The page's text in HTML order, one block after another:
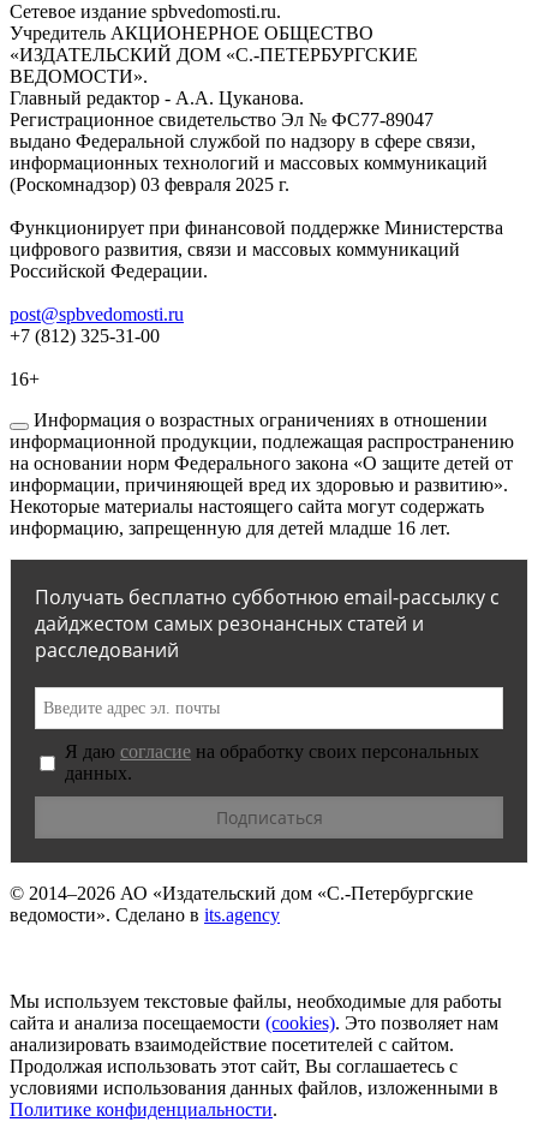
Сетевое издание spbvedomosti.ru.
Учредитель АКЦИОНЕРНОЕ ОБЩЕСТВО
«ИЗДАТЕЛЬСКИЙ ДОМ «С.-ПЕТЕРБУРГСКИЕ
ВЕДОМОСТИ».
Главный редактор - А.А. Цуканова.
Регистрационное свидетельство Эл № ФС77-89047
выдано Федеральной службой по надзору в сфере связи,
информационных технологий и массовых коммуникаций
(Роскомнадзор) 03 февраля 2025 г.
Функционирует при финансовой поддержке Министерства
цифрового развития, связи и массовых коммуникаций
Российской Федерации.
post@spbvedomosti.ru
+7 (812) 325-31-00
16+
Информация о возрастных ограничениях в отношении
информационной продукции, подлежащая распространению
на основании норм Федерального закона «О защите детей от
информации, причиняющей вред их здоровью и развитию».
Некоторые материалы настоящего сайта могут содержать
информацию, запрещенную для детей младше 16 лет.
Получать бесплатно субботнюю email-рассылку с
дайджестом самых резонансных статей и
расследований
Я даю согласие на обработку своих персональных
данных.
© 2014–2026 АО «Издательский дом «С.-Петербургские
ведомости». Сделано в its.agency
Мы используем текстовые файлы, необходимые для работы
сайта и анализа посещаемости (сookies). Это позволяет нам
анализировать взаимодействие посетителей с сайтом.
Продолжая использовать этот сайт, Вы соглашаетесь с
условиями использования данных файлов, изложенными в
Политике конфиденциальности.